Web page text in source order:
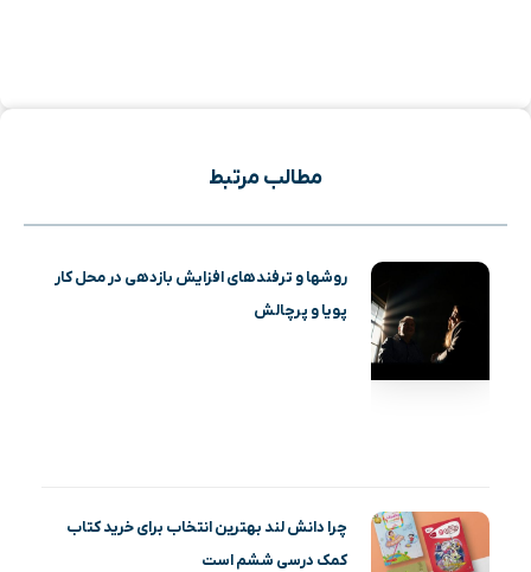
مطالب مرتبط
روشها و ترفندهای افزایش بازدهی در محل کار
پویا و پرچالش
چرا دانش لند بهترین انتخاب برای خرید کتاب
کمک درسی ششم است